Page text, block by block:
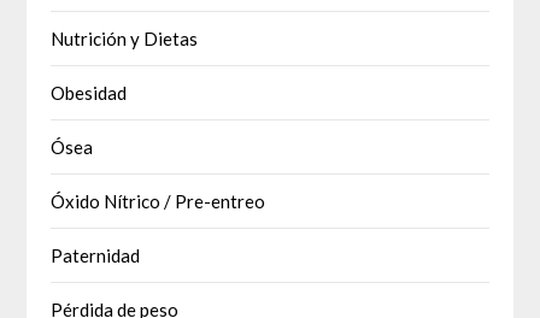
Nutrición y Dietas
Obesidad
Ósea
Óxido Nítrico / Pre-entreo
Paternidad
Pérdida de peso